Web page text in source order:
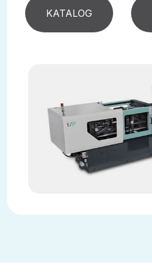
KATALOG